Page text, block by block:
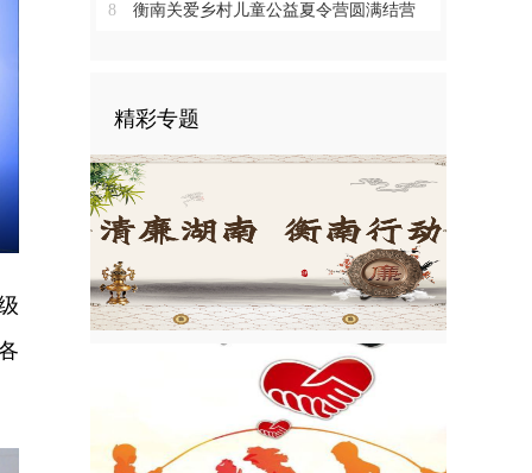
8 衡南关爱乡村儿童公益夏令营圆满结营
精彩专题